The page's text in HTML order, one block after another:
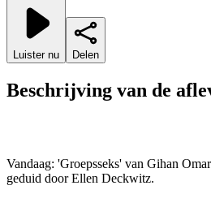
Luister nu Delen
Beschrijving van de
Vandaag: 'Groepsseks' van Gihan
geduid door Ellen Deckwitz.